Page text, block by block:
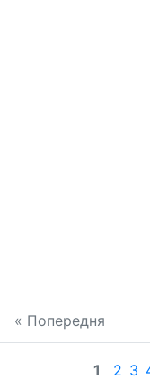
« Попередня
1 2 3